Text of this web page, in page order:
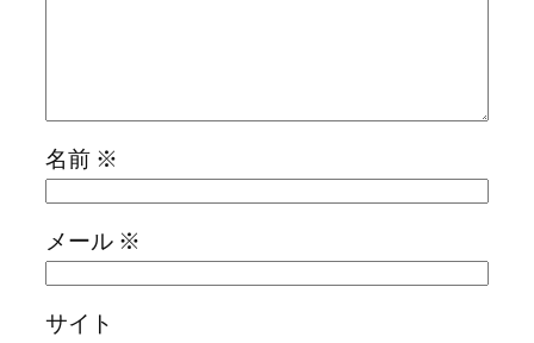
名前 ※
メール ※
サイト